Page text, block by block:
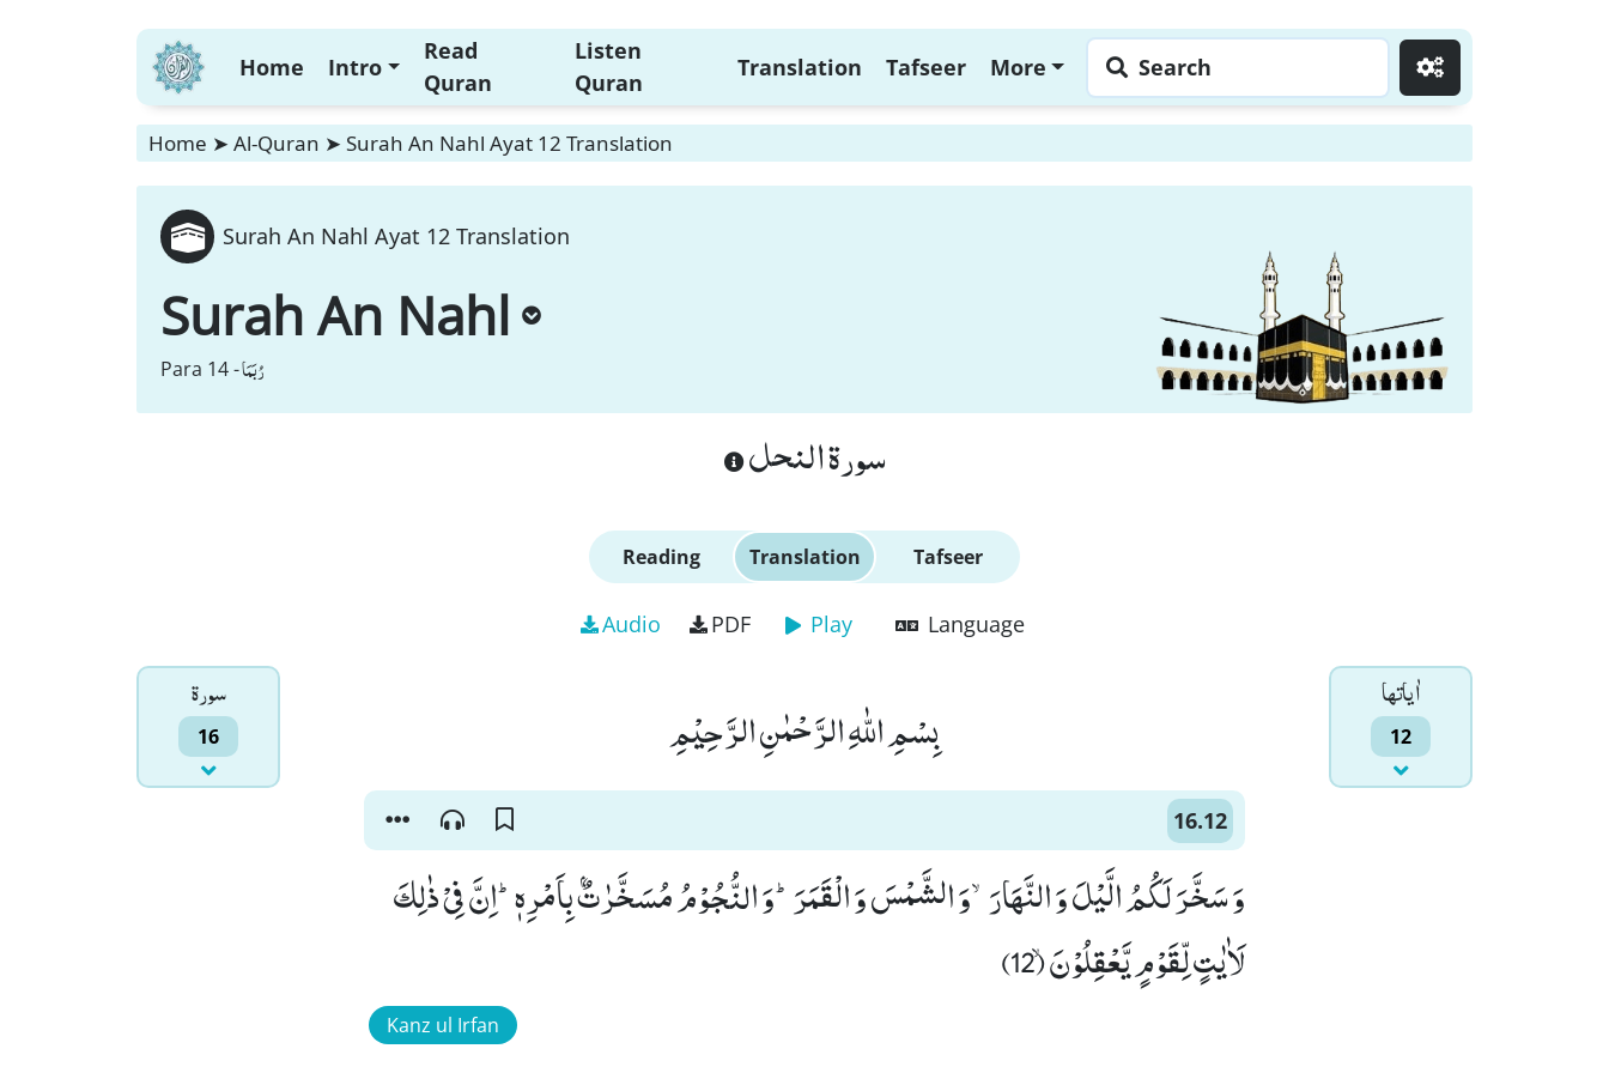
Home Intro
Read
Quran
Listen
Quran
Translation Tafseer More Search
Home ➤ Al-Quran ➤ Surah An Nahl Ayat 12 Translation
Surah An Nahl Ayat 12 Translation
Surah An Nahl
Para 14 -رُبَمَا
سورة النحل
Reading Translation Tafseer
Audio PDF Play Language
سورۃ
16
اٰياتها
12 بِسْمِ اللّٰهِ الرَّحْمٰنِ الرَّحِیْمِ
16.12
وَ سَخَّرَ لَكُمُ الَّیْلَ وَ النَّهَارَۙ-وَ الشَّمْسَ وَ الْقَمَرَؕ-وَ النُّجُوْمُ مُسَخَّرٰتٌۢ بِاَمْرِهٖؕ-اِنَّ فِیْ ذٰلِكَ
لَاٰیٰتٍ لِّقَوْمٍ یَّعْقِلُوْنَۙ (12)
Kanz ul Irfan